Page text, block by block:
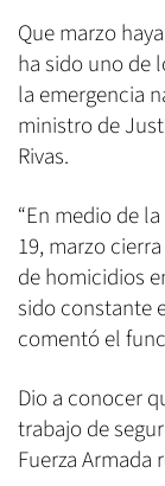
Que marzo
ha sido uno de
la emergencia
ministro de
Rivas.
“En medio de
19, marzo
de homicidios
sido constante
comentó el
Dio a conocer
trabajo de
Fuerza Armada